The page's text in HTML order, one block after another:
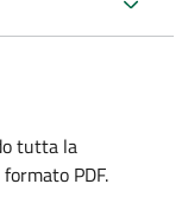
tutta la
PDF.